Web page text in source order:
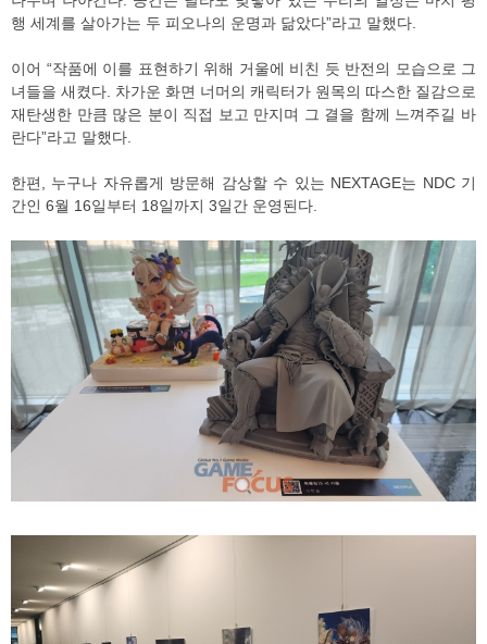
행 세계를 살아가는 두 피오나의 운명과 닮았다”라고 말했다.
이어 “작품에 이를 표현하기 위해 거울에 비친 듯 반전의 모습으로 그
녀들을 새켰다. 차가운 화면 너머의 캐릭터가 원목의 따스한 질감으로
재탄생한 만큼 많은 분이 직접 보고 만지며 그 결을 함께 느껴주길 바
란다”라고 말했다.
한편, 누구나 자유롭게 방문해 감상할 수 있는 NEXTAGE는 NDC 기
간인 6월 16일부터 18일까지 3일간 운영된다.